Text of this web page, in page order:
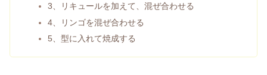
3、リキュールを加えて、混ぜ合わせる
4、リンゴを混ぜ合わせる
5、型に入れて焼成する